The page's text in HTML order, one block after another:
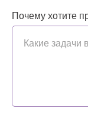
Почему хотите